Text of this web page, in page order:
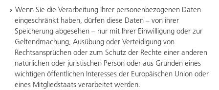
Wenn Sie die Verarbeitung Ihrer personenbezogenen Daten
eingeschränkt haben, dürfen diese Daten – von ihrer
Speicherung abgesehen – nur mit Ihrer Einwilligung oder zur
Geltendmachung, Ausübung oder Verteidigung von
Rechtsansprüchen oder zum Schutz der Rechte einer anderen
natürlichen oder juristischen Person oder aus Gründen eines
wichtigen öffentlichen Interesses der Europäischen Union oder
eines Mitgliedstaats verarbeitet werden.